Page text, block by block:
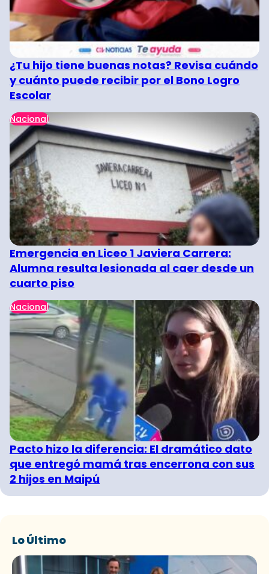
¿Tu hijo tiene buenas notas? Revisa cuándo
y cuánto puede recibir por el Bono Logro
Escolar
Nacional
Emergencia en Liceo 1 Javiera Carrera:
Alumna resulta lesionada al caer desde un
cuarto piso
Nacional
Pacto hizo la diferencia: El dramático dato
que entregó mamá tras encerrona con sus
2 hijos en Maipú
Lo Último